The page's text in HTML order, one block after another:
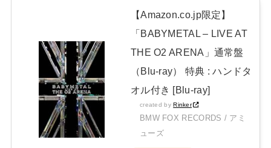
【Amazon.co.jp限定】
「BABYMETAL – LIVE AT
THE O2 ARENA」通常盤
（Blu-ray） 特典 : ハンドタ
オル付き [Blu-ray]
created byRinker
BMW FOX RECORDS / アミ
ューズ